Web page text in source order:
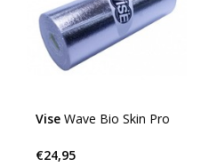
Vise Wave Bio Skin Pro
€24,95